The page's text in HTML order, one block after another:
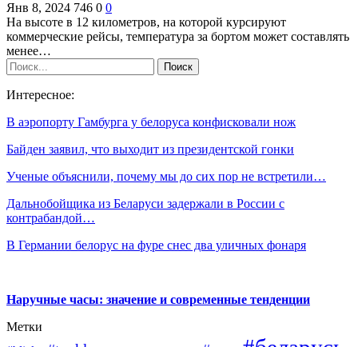
Янв 8, 2024 746 0 0
На высоте в 12 километров, на которой курсируют
коммерческие рейсы, температура за бортом может составлять
менее…
Интересное:
В аэропорту Гамбурга у белоруса конфисковали нож
Байден заявил, что выходит из президентской гонки
Ученые объяснили, почему мы до сих пор не встретили…
Дальнобойщика из Беларуси задержали в России с
контрабандой…
В Германии белорус на фуре снес два уличных фонаря
Наручные часы: значение и современные тенденции
Метки